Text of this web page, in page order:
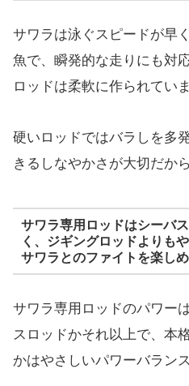
サワラは泳ぐスピードが早
魚で、瞬発的な走りにも対
ロッドは柔軟に作られていま
硬いロッドではバラしを多
きるしなやかさが大切だから
サワラ専用ロッドはシーバ
く、ジギングロッドよりも
サワラとのファイトを楽し
サワラ専用ロッドのパワー
スロッドかそれ以上で、本
かはやさしいパワーバラン